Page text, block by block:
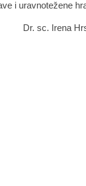
i uravnotežene
Dr. sc. Irena